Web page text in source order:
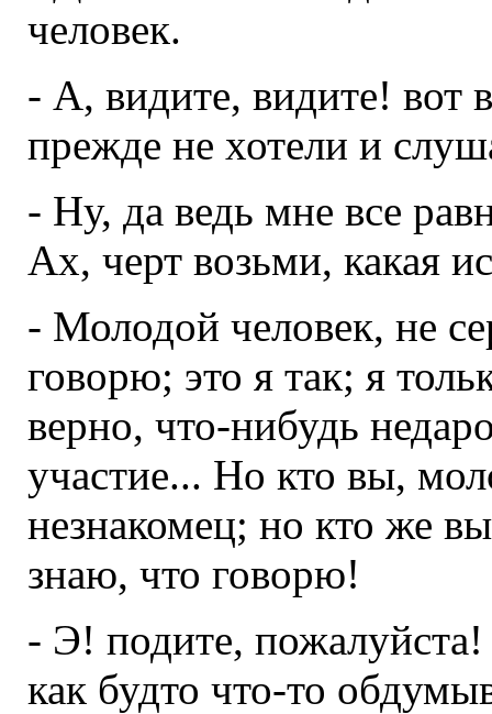
человек.
- А, видите, видите! вот
прежде не хотели и
- Ну, да ведь мне все
Ах, черт возьми, какая
- Молодой человек, не
говорю; это я так; я
верно, что-нибудь
участие... Но кто вы,
незнакомец; но кто же
знаю, что говорю!
- Э! подите,
как будто что-то